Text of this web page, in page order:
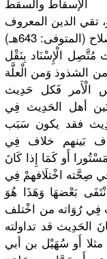
تقي الدين المعروف
(المتوفى: 643هـ)
الْإِسْنَاد بِنَقْل
من الشذوذ وَمن الْعلَّة
الْأَمر فَكل حَدِيث
أهل الحَدِيث فِي
يث فقد يكون سَبَب
ف بَينهم خلاف فِي
أَو كَمَا إِذا كَانَ
صِحَّته اخْتلَافهم ْ فِي
بَعْضهَا وَهَذَا هُوَ
فِي رُوَاته من اخْتلف
الحَدِيث قد تداولته
مثلا أَو سُهَيْل بن أبي